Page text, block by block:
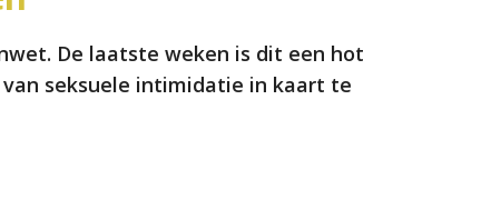
De laatste weken is dit een hot
seksuele intimidatie in kaart te